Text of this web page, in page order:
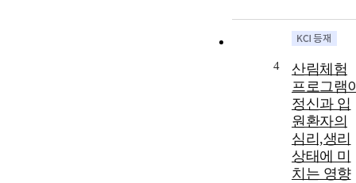
4
산림체험
프로그램
정신과 입
원환자의
심리,생리
상태에 미
치는 영향